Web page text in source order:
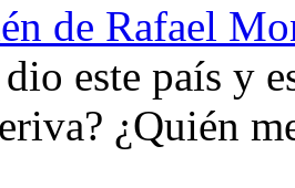
de Rafael
este país y
¿Quién